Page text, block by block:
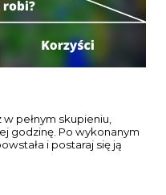
pełnym skupieniu,
godzinę. Po wykonanym
i postaraj się ją